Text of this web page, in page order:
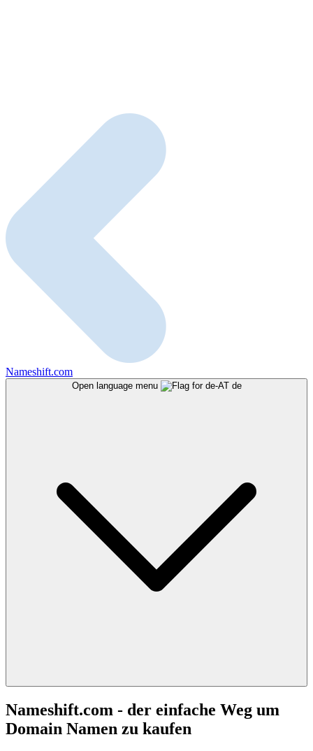
Nameshift.com
Open language menu de
Nameshift.com - der einfache Weg um
Domain Namen zu kaufen